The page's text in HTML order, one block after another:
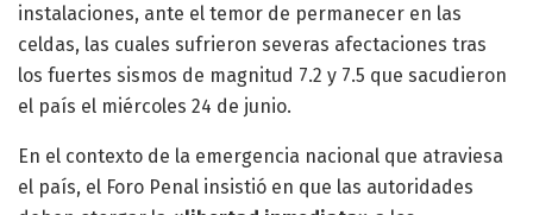
instalaciones, ante el temor de permanecer en las
celdas, las cuales sufrieron severas afectaciones tras
los fuertes sismos de magnitud 7.2 y 7.5 que sacudieron
el país el miércoles 24 de junio.
En el contexto de la emergencia nacional que atraviesa
el país, el Foro Penal insistió en que las autoridades